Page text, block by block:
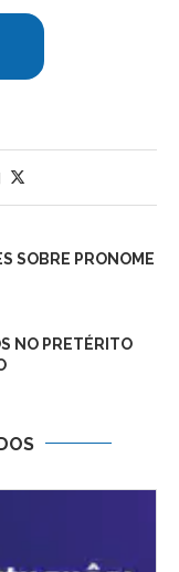
SOBRE PRONOME
NO PRETÉRITO